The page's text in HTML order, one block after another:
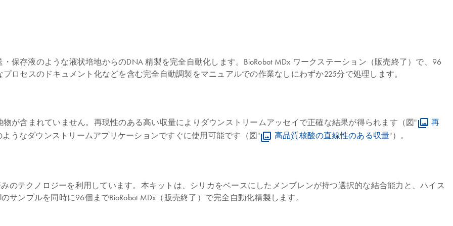
保存液のような液状培地からのDNA 精製を完全自動化します。BioRobot MDx ワークステーション（販売終了）で、96
ロセスのドキュメント化などを含む完全自動調製をマニュアルでの作業なしにわずか225分で処理します。
が含まれていません。再現性のある高い収量によりダウンストリームアッセイで正確な結果が得られます（図"
再
ようなダウンストリームアプリケーションですぐに使用可能です（図"
高品質核酸の直線性のある収量"）。
のテクノロジーを利用しています。本キットは、シリカをベースにしたメンブレンが持つ選択的な結合能力と、ハイス
ンプルを同時に96個までBioRobot MDx（販売終了）で完全自動化精製します。